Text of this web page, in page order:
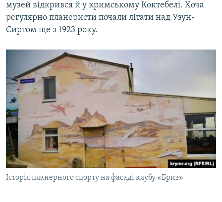
музей відкрився й у кримському Коктебелі. Хоча
регулярно планеристи почали літати над Узун-
Сиртом ще з 1923 року.
Історія планерного спорту на фасаді клубу «Бриз»